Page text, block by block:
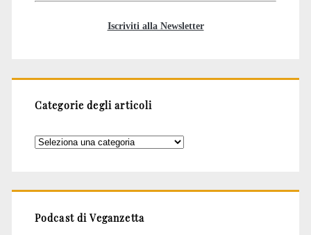
Iscriviti alla Newsletter
Categorie degli articoli
Categorie
Podcast di Veganzetta